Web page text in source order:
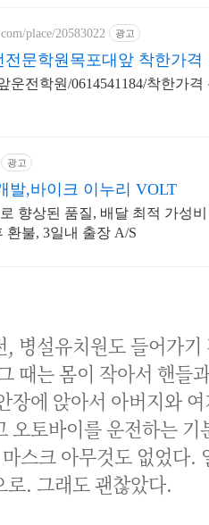
place/20583022 광고
문학원목포대앞 착한가격
운전학원/0614541184/착한가격
광고
발,바이크 이누리 VOLT
향상된 품질, 배달 최적 가성
환불, 3일내 출장 A/S
, 병설유치원도 들어가
때는 몸이 작아서 핸들
장에 앉아서 아버지와
오토바이를 운전하는
스크 아무것도 없었다.
로. 그래도 괜찮았다.